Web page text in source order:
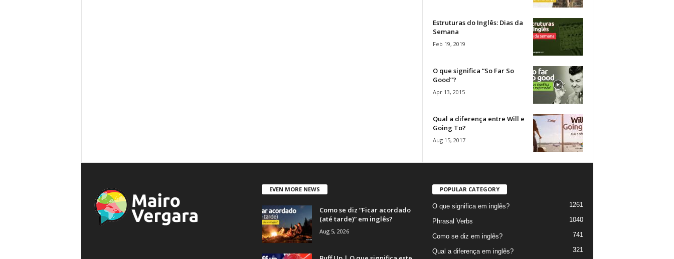
Estruturas do Inglês: Dias da
Semana
Feb 19, 2019
O que significa “So Far So
Good”?
Apr 13, 2015
Qual a diferença entre Will e
Going To?
Aug 15, 2017
EVEN MORE NEWS
Como se diz “Ficar acordado
(até tarde)” em inglês?
Aug 5, 2026
POPULAR CATEGORY
O que significa em inglês? 1261
Phrasal Verbs 1040
Como se diz em inglês? 741
Qual a diferença em inglês? 321